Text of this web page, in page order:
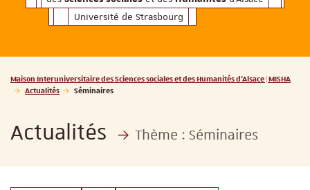
Université de Strasbourg
Vous êtes ici :
Maison Interuniversitaire des Sciences sociales et des Humanités d'Alsace | MISHA
Actualités
Séminaires
Actualités Thème : Séminaires